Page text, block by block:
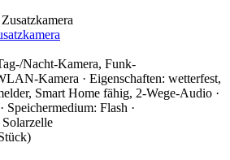
Nacht-Kamera, Funk-
Kamera · Eigenschaften: wetterfest,
Smart Home fähig, 2-Wege-Audio ·
Speichermedium: Flash ·